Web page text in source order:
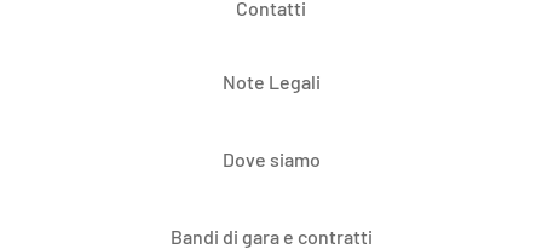
Contatti
Note Legali
Dove siamo
Bandi di gara e contratti